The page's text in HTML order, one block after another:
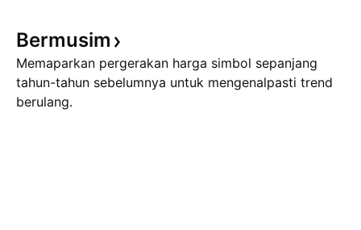
Bermusim
Memaparkan pergerakan harga simbol sepanjang
tahun-tahun sebelumnya untuk mengenalpasti trend
berulang.